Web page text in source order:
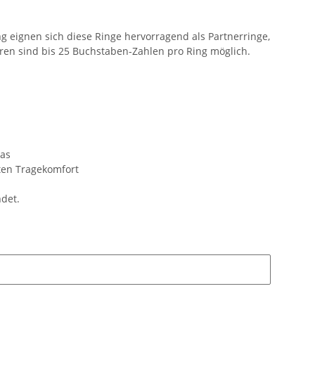
eignen sich diese Ringe hervorragend als Partnerringe,
sind bis 25 Buchstaben-Zahlen pro Ring möglich.
Tragekomfort